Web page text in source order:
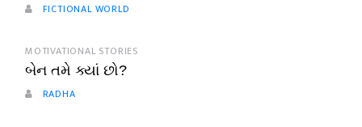
FICTIONAL WORLD
MOTIVATIONAL STORIES
બેન તમે ક્યાં છો?
RADHA